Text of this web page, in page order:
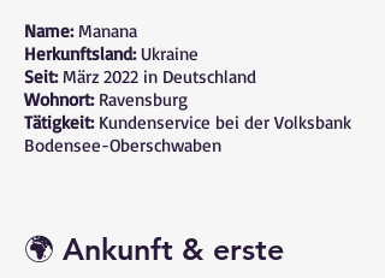
Name:Manana
Herkunftsland:Ukraine
Seit:März 2022 in Deutschland
Wohnort:Ravensburg
Tätigkeit:Kundenservice bei der Volksbank
Bodensee-Oberschwaben
🌍 Ankunft & erste